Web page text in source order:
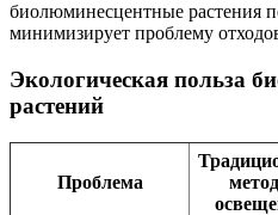
биолюминесцентные растения
минимизирует проблему
Экологическая польза
растений
Проблема